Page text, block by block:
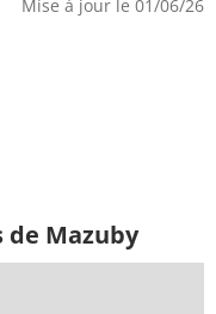
Mise à jour le 01/06/26
de Mazuby